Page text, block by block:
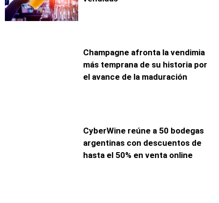
Champagne afronta la vendimia
más temprana de su historia por
el avance de la maduración
CyberWine reúne a 50 bodegas
argentinas con descuentos de
hasta el 50% en venta online